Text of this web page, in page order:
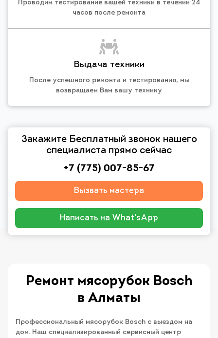
Проводим тестирование вашей техники в течении 24
часов после ремонта
Выдача техники
После успешного ремонта и тестирования, мы
возвращаем Вам вашу технику
Закажите Бесплатный звонок нашего
специалиста прямо сейчас
+7 (775) 007-85-67
Вызвать мастера
Написать на What'sApp
Ремонт мясорубок Bosch
в Алматы
Профессиональный мясорубок Bosch с выездом на
дом. Наш специализированный сервисный центр